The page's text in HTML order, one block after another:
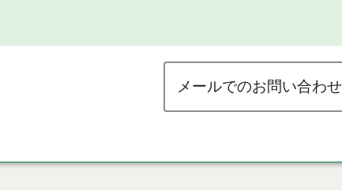
メールでのお問い合わせ